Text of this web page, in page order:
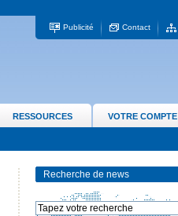
Publicité Contact
RESSOURCES VOTRE COMPTE
Recherche de news